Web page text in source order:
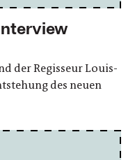
der Regisseur Louis-
des neuen